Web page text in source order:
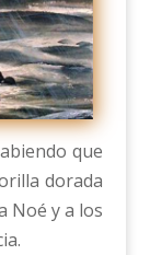
que
dorada
Noé y a los